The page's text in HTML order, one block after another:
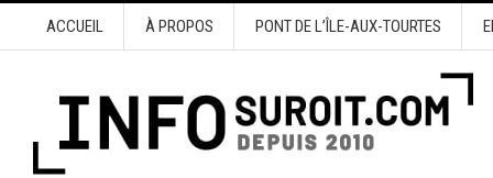
ACCUEIL À PROPOS PONT DE L’ÎLE-AUX-TOURTES